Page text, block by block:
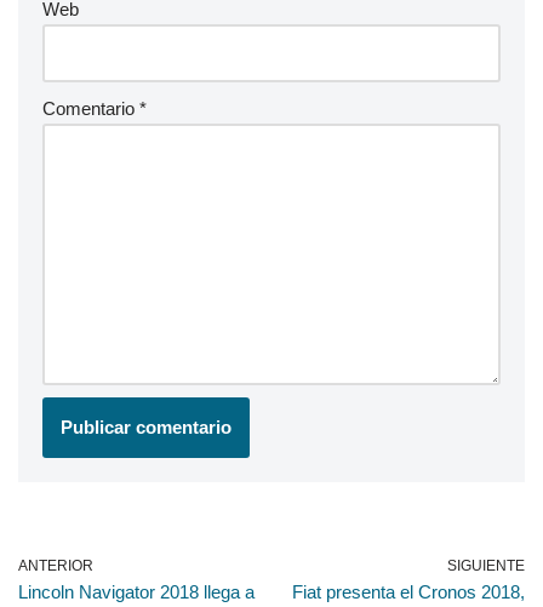
Web
Comentario *
ANTERIOR
Lincoln Navigator 2018 llega a
SIGUIENTE
Fiat presenta el Cronos 2018,